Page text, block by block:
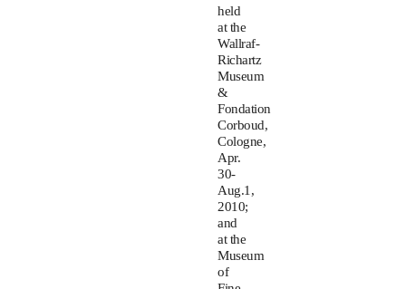
held
at the
Wallraf-
Richartz
Museum
&
Fondation
Corboud,
Cologne,
Apr.
30-
Aug.1,
2010;
and
at the
Museum
of